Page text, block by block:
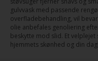
gulvvask med passende
overfladebehandling, vil
olie anbefales genoliering
beskytte mod slid. Et
hjemmets skønhed og din